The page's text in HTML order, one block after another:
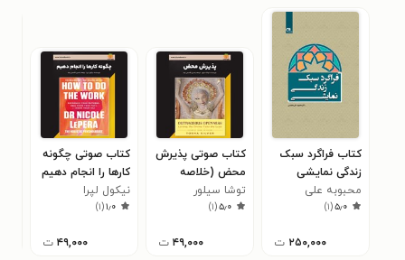
کتاب فراگرد سبک
زندگی نمایشی
محبوبه علی
محمدی
۵٫۰(۱)
۲۵۰,۰۰۰ ت
کتاب صوتی پذیرش
محض (خلاصه
کتاب)
توشا سیلور
۵٫۰(۱)
۴۹,۰۰۰ ت
کتاب صوتی چگونه
کارها را انجام دهیم
(خلاصه کتاب)
نیکول لپرا
۱٫۰(۱)
۴۹,۰۰۰ ت